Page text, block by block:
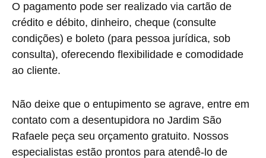
O pagamento pode ser realizado via cartão de
crédito e débito, dinheiro, cheque (consulte
condições) e boleto (para pessoa jurídica, sob
consulta), oferecendo flexibilidade e comodidade
ao cliente.
Não deixe que o entupimento se agrave, entre em
contato com a desentupidora no Jardim São
Rafaele peça seu orçamento gratuito. Nossos
especialistas estão prontos para atendê-lo de